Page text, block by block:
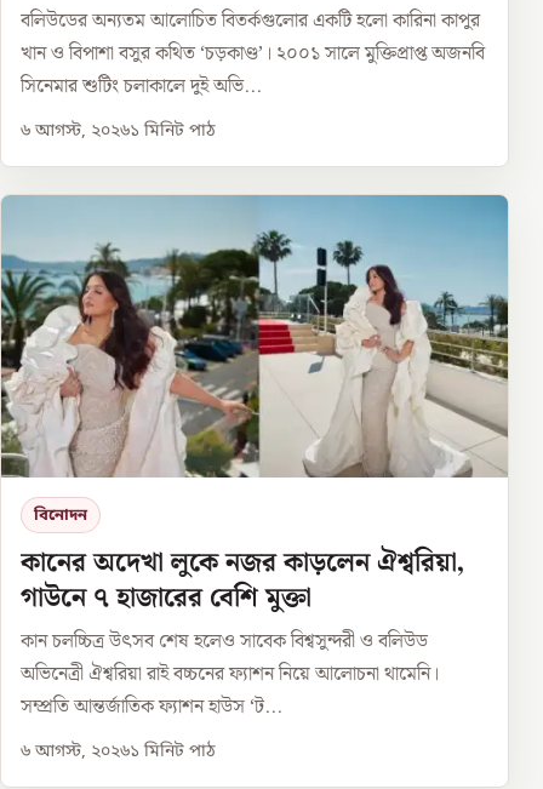
বলিউডের অন্যতম আলোচিত বিতর্কগুলোর একটি হলো কারিনা কাপুর
খান ও বিপাশা বসুর কথিত ‘চড়কাণ্ড’। ২০০১ সালে মুক্তিপ্রাপ্ত অজনবি
সিনেমার শুটিং চলাকালে দুই অভি...
৬ আগস্ট, ২০২৬১ মিনিট পাঠ
বিনোদন
কানের অদেখা লুকে নজর কাড়লেন ঐশ্বরিয়া,
গাউনে ৭ হাজারের বেশি মুক্তা
কান চলচ্চিত্র উৎসব শেষ হলেও সাবেক বিশ্বসুন্দরী ও বলিউড
অভিনেত্রী ঐশ্বরিয়া রাই বচ্চনের ফ্যাশন নিয়ে আলোচনা থামেনি।
সম্প্রতি আন্তর্জাতিক ফ্যাশন হাউস ‘ট...
৬ আগস্ট, ২০২৬১ মিনিট পাঠ